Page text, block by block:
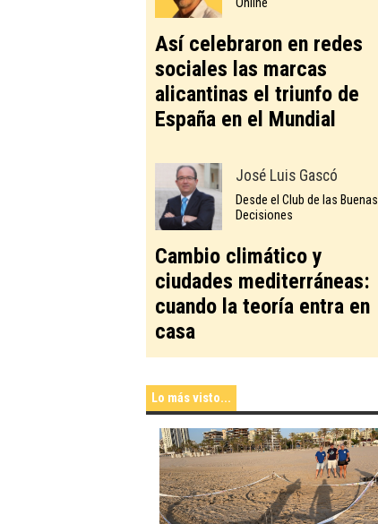
Online
Así celebraron en redes
sociales las marcas
alicantinas el triunfo de
España en el Mundial
José Luis Gascó
Desde el Club de las Buenas
Decisiones
Cambio climático y
ciudades mediterráneas:
cuando la teoría entra en
casa
Lo más visto...